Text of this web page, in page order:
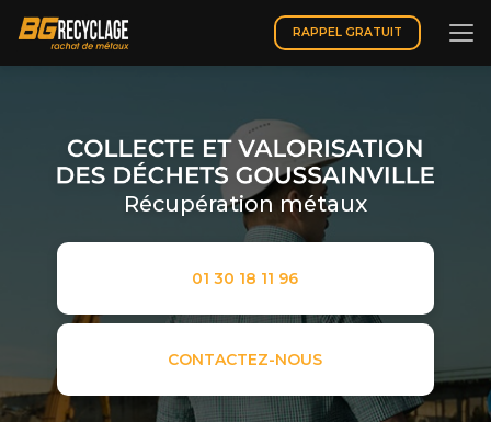
contenu
principal
RAPPEL GRATUIT
Récupération métaux
01 30 18 11 96
CONTACTEZ-NOUS